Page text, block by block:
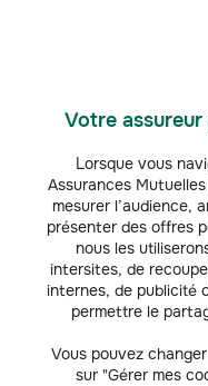
Votre
Lorsque vous
Assurances
mesurer l’audience,
présenter des offres
nous les
intersites, de
internes, de publicité
permettre le
Vous pouvez
sur "Gérer mes
Vous avez une question ?
particulière ?
Découvrez les
À
Assurance auto Ford Ecosport